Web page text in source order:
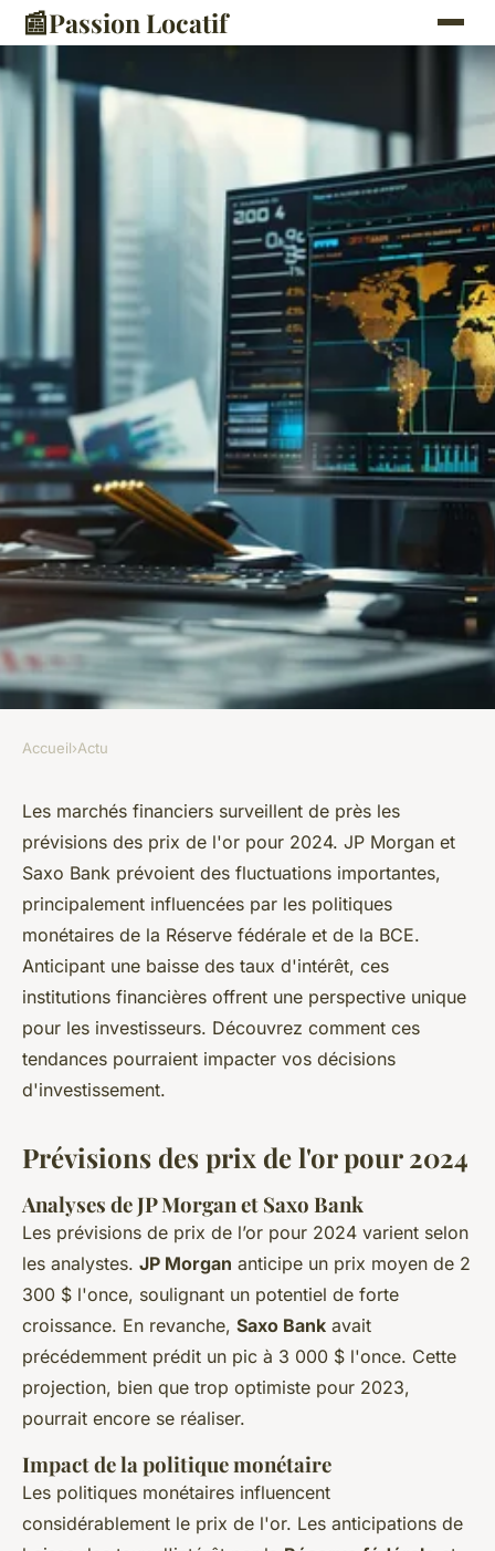
📰Passion Locatif
Cours de l'or : les prix
indicatifs en 2024
Gabriel•3 juillet 2024•3 min de lecture
Accueil›Actu
Les marchés financiers surveillent de près les
prévisions des prix de l'or pour 2024. JP Morgan et
Saxo Bank prévoient des fluctuations importantes,
principalement influencées par les politiques
monétaires de la Réserve fédérale et de la BCE.
Anticipant une baisse des taux d'intérêt, ces
institutions financières offrent une perspective unique
pour les investisseurs. Découvrez comment ces
tendances pourraient impacter vos décisions
d'investissement.
Prévisions des prix de l'or pour 2024
Analyses de JP Morgan et Saxo Bank
Les prévisions de prix de l’or pour 2024 varient selon
les analystes. JP Morgan anticipe un prix moyen de 2
300 $ l'once, soulignant un potentiel de forte
croissance. En revanche, Saxo Bank avait
précédemment prédit un pic à 3 000 $ l'once. Cette
projection, bien que trop optimiste pour 2023,
pourrait encore se réaliser.
Impact de la politique monétaire
Les politiques monétaires influencent
considérablement le prix de l'or. Les anticipations de